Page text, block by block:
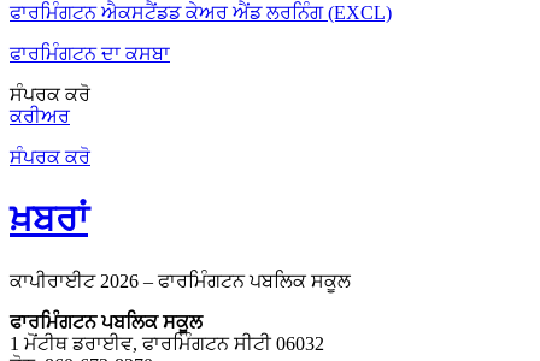
ਫਾਰਮਿੰਗਟਨ ਐਕਸਟੈਂਡਡ ਕੇਅਰ ਐਂਡ ਲਰਨਿੰਗ (EXCL)
ਫਾਰਮਿੰਗਟਨ ਦਾ ਕਸਬਾ
ਸੰਪਰਕ ਕਰੋ
ਕਰੀਅਰ
ਸੰਪਰਕ ਕਰੋ
ਖ਼ਬਰਾਂ
ਕਾਪੀਰਾਈਟ 2026 – ਫਾਰਮਿੰਗਟਨ ਪਬਲਿਕ ਸਕੂਲ
ਫਾਰਮਿੰਗਟਨ ਪਬਲਿਕ ਸਕੂਲ
1 ਮੋਂਟੀਥ ਡਰਾਈਵ, ਫਾਰਮਿੰਗਟਨ ਸੀਟੀ 06032